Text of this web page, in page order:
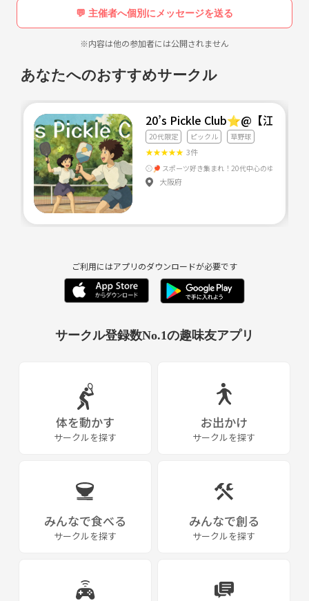
経験者・未経験者どちらも大歓迎です！
年齢は20〜45歳ぐらい
楽しく野球ができる方、ぜひ一緒にやりましょう！✨
そして、リーグ戦・大会にも出ようと考えています。
💬 主催者へ個別にメッセージを送る
※内容は他の参加者には公開されません
あなたへのおすすめサークル
20’s Pickle Club⭐️@【江坂】
20代限定 ピックル 草野球
★★★★★ 3件
大阪府
ご利用にはアプリのダウンロードが必要です
サークル登録数No.1の趣味友アプリ
体を動かす
サークルを探す
お出かけ
サークルを探す
みんなで食べる
サークルを探す
みんなで創る
サークルを探す